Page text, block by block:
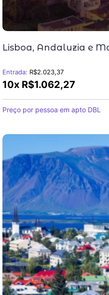
Lisboa, Andaluzia e
Entrada: R$2.023,37
10x R$1.062,27
Preço por pessoa em apto DBL